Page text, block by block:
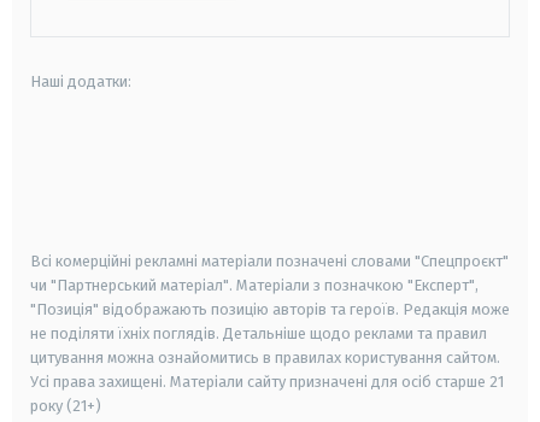
Наші додатки:
Всі комерційні рекламні матеріали позначені словами "Спецпроєкт"
чи "Партнерський матеріал". Матеріали з позначкою "Експерт",
"Позиція" відображають позицію авторів та героїв. Редакція може
не поділяти їхніх поглядів. Детальніше щодо реклами та правил
цитування можна ознайомитись в правилах користування сайтом.
Усі права захищені. Матеріали сайту призначені для осіб старше 21
року (21+)